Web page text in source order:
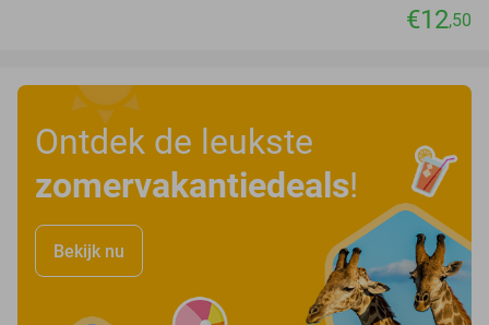
€12,50
Ontdek de leukste
zomervakantiedeals!
Bekijk nu